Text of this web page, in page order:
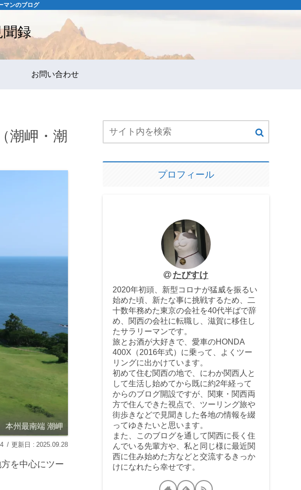
マンのブログ
録
お問い合わせ
潮岬・潮
本州最南端 潮岬
2025.09.28
を中心にツー
プロフィール
たびすけ
2020年初頭、新型コロナが猛威を振るい
始めた頃、新たな事に挑戦するため、二
十数年務めた東京の会社を40代半ばで辞
め、関西の会社に転職し、滋賀に移住し
たサラリーマンです。
旅とお酒が大好きで、愛車のHONDA
400X（2016年式）に乗って、よくツー
リングに出かけています。
初めて住む関西の地で、にわか関西人と
して生活し始めてから既に約2年経って
からのブログ開設ですが、関東・関西両
方で住んできた視点で、ツーリング旅や
街歩きなどで見聞きした各地の情報を綴
ってゆきたいと思います。
また、このブログを通して関西に長く住
んでいる先輩方や、私と同じ様に最近関
西に住み始めた方などと交流するきっか
けになれたら幸せです。